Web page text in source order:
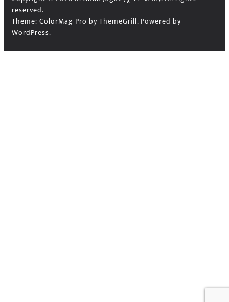
reserved.
Theme: ColorMag Pro by ThemeGrill. Powered by
WordPress.